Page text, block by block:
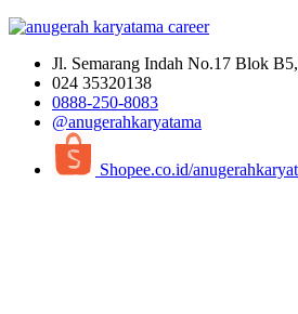
Jl. Semarang Indah No.17 Blok
024 35320138
0888-250-8083
@anugerahkaryatama
Shopee.co.id/